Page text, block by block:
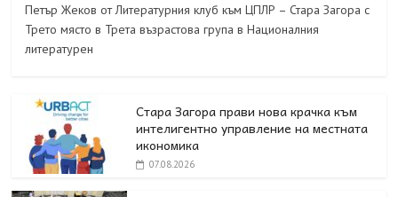
Петър Жеков от Литературния клуб към ЦПЛР – Стара Загора с
Трето място в Трета възрастова група в Националния
литературен
Стара Загора прави нова крачка към
интелигентно управление на местната
икономика
07.08.2026